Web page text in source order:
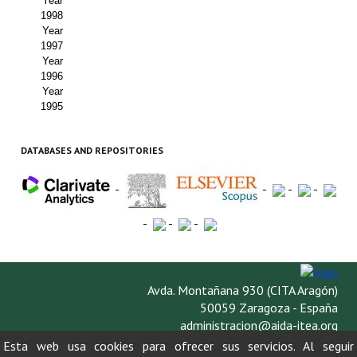
1998
Year
1997
Year
1996
Year
1995
DATABASES AND REPOSITORIES
- - - -
- - -
Avda. Montañana 930 (CITA Aragón)
50059 Zaragoza - España
administracion@aida-itea.org
976 716 305
Esta web usa cookies para ofrecer sus servicios. Al seguir